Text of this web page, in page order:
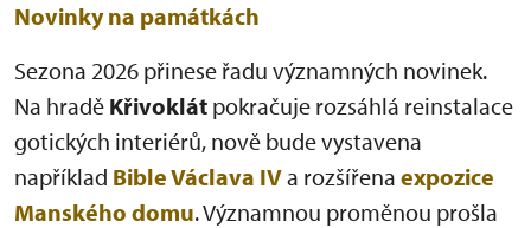
Novinky na památkách
Sezona 2026 přinese řadu významných novinek.
Na hradě Křivoklát pokračuje rozsáhlá reinstalace
gotických interiérů, nově bude vystavena
například Bible Václava IVa rozšířena expozice
Manského domu. Významnou proměnou prošla